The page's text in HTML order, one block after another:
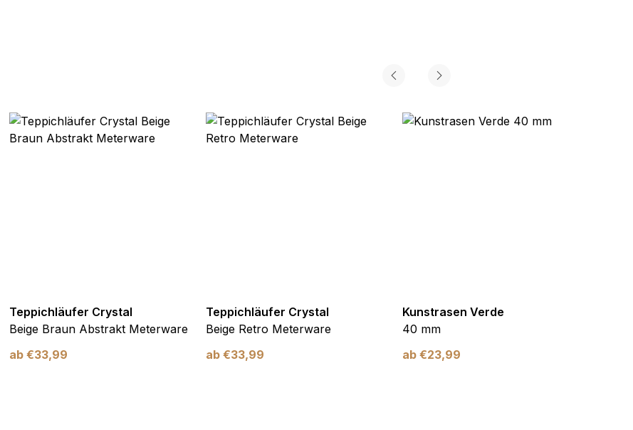
Teppichläufer Crystal
Beige Braun Abstrakt Meterware
ab €33,99
Teppichläufer Crystal
Beige Retro Meterware
ab €33,99
Kunstrasen Verde
40 mm
ab €23,99